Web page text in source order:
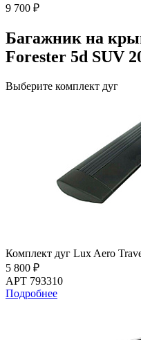
9 700 ₽
Багажник на
Forester 5d SUV
Выберите комплект дуг
Комплект дуг Lux Aero
5 800 ₽
АРТ 793310
Подробнее